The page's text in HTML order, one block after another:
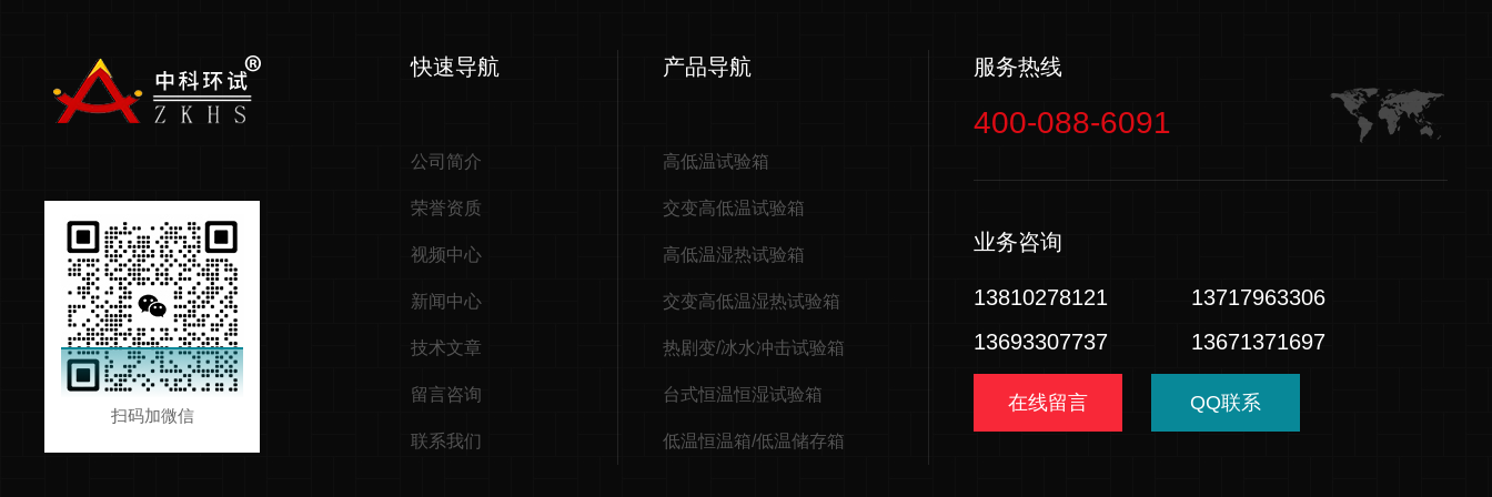
扫码加微信
快速导航
公司简介
荣誉资质
视频中心
新闻中心
技术文章
留言咨询
联系我们
产品导航
高低温试验箱
交变高低温试验箱
高低温湿热试验箱
交变高低温湿热试验箱
热剧变/冰水冲击试验箱
台式恒温恒湿试验箱
低温恒温箱/低温储存箱
服务热线
400-088-6091
业务咨询
13810278121
13717963306
13693307737
13671371697
在线留言 QQ联系